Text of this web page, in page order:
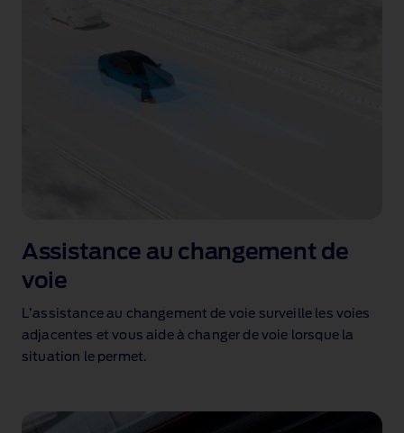
Assistance au changement de
voie
L’assistance au changement de voie surveille les voies
adjacentes et vous aide à changer de voie lorsque la
situation le permet.